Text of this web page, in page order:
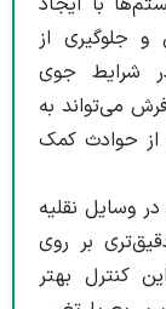
جلوگیری از
شرایط جوی
می‌تواند به
از حوادث کمک
وسایل نقلیه
بر روی
کنترل بهتر